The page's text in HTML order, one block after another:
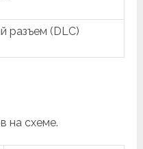
разъем (DLC)
на схеме.